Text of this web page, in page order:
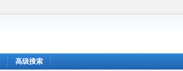
高级搜索